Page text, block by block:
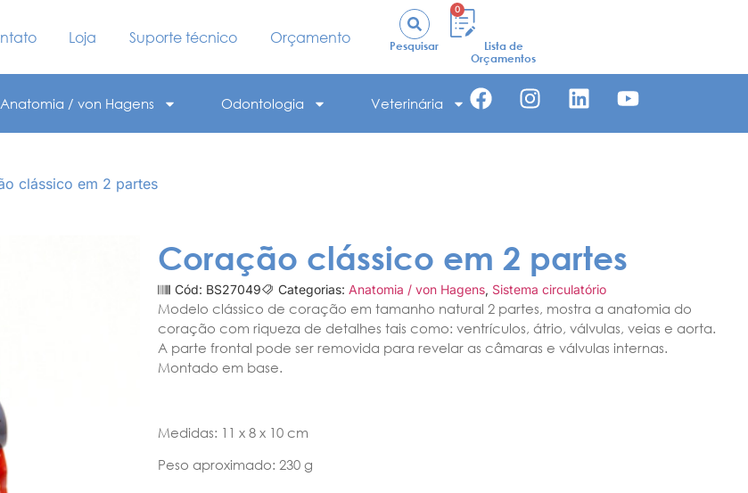
Loja Suporte técnico Orçamento Pesquisar
0
Lista de
Orçamentos
Anatomia / von Hagens Odontologia Veterinária
clássico em 2 partes
Coração clássico em 2 partes
Cód: BS27049 Categorias: Anatomia / von Hagens, Sistema circulatório
Modelo clássico de coração em tamanho natural 2 partes, mostra a anatomia do
coração com riqueza de detalhes tais como: ventrículos, átrio, válvulas, veias e aorta.
A parte frontal pode ser removida para revelar as câmaras e válvulas internas.
Montado em base.
Medidas: 11 x 8 x 10 cm
Peso aproximado: 230 g